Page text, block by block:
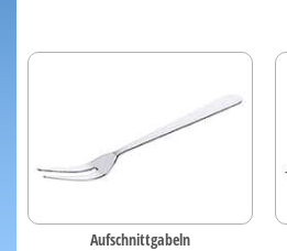
Aufschnittgabeln